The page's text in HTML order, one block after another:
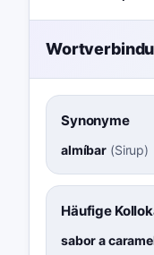
Synonyme
almíbar (Sirup)
Häufige
sabor a